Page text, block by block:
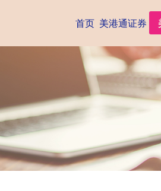
首页 美港通证券